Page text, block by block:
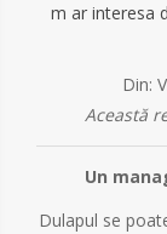
m ar interesa
Din:
Această
Un
Dulapul se